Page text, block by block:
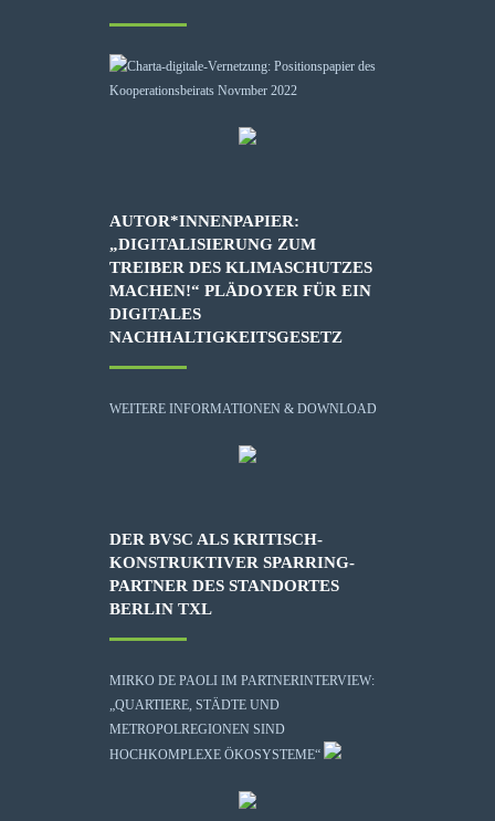
AUTOR*INNENPAPIER:
„DIGITALISIERUNG ZUM
TREIBER DES KLIMASCHUTZES
MACHEN!“ PLÄDOYER FÜR EIN
DIGITALES
NACHHALTIGKEITSGESETZ
WEITERE INFORMATIONEN & DOWNLOAD
DER BVSC ALS KRITISCH-
KONSTRUKTIVER SPARRING-
PARTNER DES STANDORTES
BERLIN TXL
MIRKO DE PAOLI IM PARTNERINTERVIEW:
„QUARTIERE, STÄDTE UND
METROPOLREGIONEN SIND
HOCHKOMPLEXE ÖKOSYSTEME“